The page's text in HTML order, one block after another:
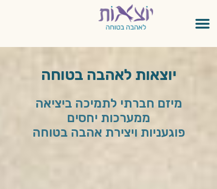
יוצאות לאהבה בטוחה
מיזם חברתי לתמיכה ביציאה
ממערכות יחסים
פוגעניות ויצירת אהבה בטוחה